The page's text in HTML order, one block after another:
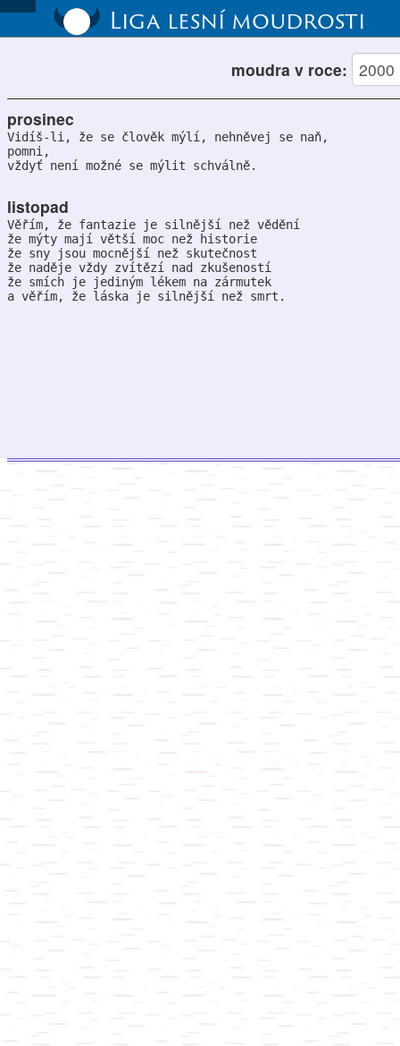
Liga lesní moudrosti
moudra v roce:
prosinec
Vidíš-li, že se člověk mýlí, nehněvej se naň,
pomni,
vždyť není možné se mýlit schválně.
listopad
Věřím, že fantazie je silnější než vědění
že mýty mají větší moc než historie
že sny jsou mocnější než skutečnost
že naděje vždy zvítězí nad zkušeností
že smích je jediným lékem na zármutek
a věřím, že láska je silnější než smrt.